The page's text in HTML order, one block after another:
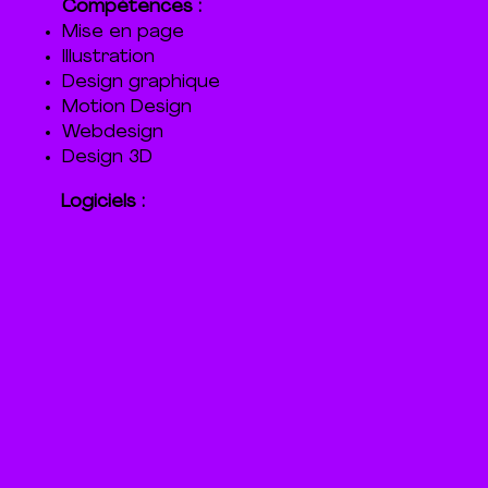
Compétences :
Mise en page
Illustration
Design graphique
Motion Design
Webdesign
Design 3D
Logiciels :